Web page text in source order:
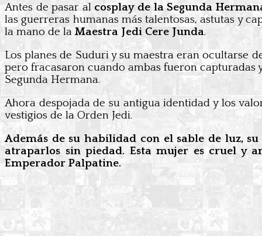
Antes de pasar al cosplay de la Segunda
las guerreras humanas más talentosas, astutas y
la mano de la Maestra Jedi Cere Junda.
Los planes de Suduri y su maestra eran ocultarse
pero fracasaron cuando ambas fueron
Segunda Hermana.
Ahora despojada de su antigua identidad y los
vestigios de la Orden Jedi.
Además de su habilidad con el sable de luz,
atraparlos sin piedad. Esta mujer es cruel y
Emperador Palpatine.